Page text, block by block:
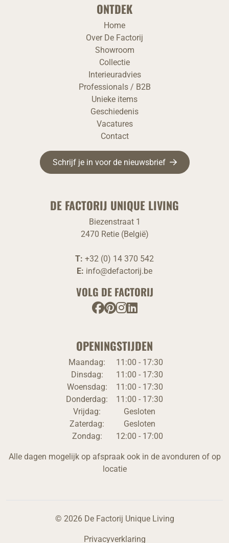
ONTDEK
Home
Over De Factorij
Showroom
Collectie
Interieuradvies
Professionals / B2B
Unieke items
Geschiedenis
Vacatures
Contact
Schrijf je in voor de nieuwsbrief
DE FACTORIJ UNIQUE LIVING
Biezenstraat 1
2470 Retie (België)
T: +32 (0) 14 370 542
E: info@defactorij.be
VOLG DE FACTORIJ
OPENINGSTIJDEN
Maandag:
Dinsdag:
Woensdag:
Donderdag:
Vrijdag:
Zaterdag:
Zondag:
11:00 - 17:30
11:00 - 17:30
11:00 - 17:30
11:00 - 17:30
Gesloten
Gesloten
12:00 - 17:00
Alle dagen mogelijk op afspraak ook in de avonduren of op
locatie
© 2026 De Factorij Unique Living
Privacyverklaring